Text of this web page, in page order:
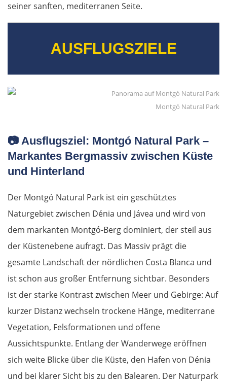
seiner sanften, mediterranen Seite.
AUSFLUGSZIELE
Montgó Natural Park
📷 Ausflugsziel: Montgó Natural Park –
Markantes Bergmassiv zwischen Küste
und Hinterland
Der Montgó Natural Park ist ein geschütztes
Naturgebiet zwischen Dénia und Jávea und wird von
dem markanten Montgó-Berg dominiert, der steil aus
der Küstenebene aufragt. Das Massiv prägt die
gesamte Landschaft der nördlichen Costa Blanca und
ist schon aus großer Entfernung sichtbar. Besonders
ist der starke Kontrast zwischen Meer und Gebirge: Auf
kurzer Distanz wechseln trockene Hänge, mediterrane
Vegetation, Felsformationen und offene
Aussichtspunkte. Entlang der Wanderwege eröffnen
sich weite Blicke über die Küste, den Hafen von Dénia
und bei klarer Sicht bis zu den Balearen. Der Naturpark
Katerini
Lamia
Livanates
Chalkida
SÜDROUTE
Athen
Korinth
Mesolongi
Arta